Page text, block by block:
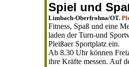
Spiel und
Limbach-Oberfrohna/OT.
Fitness, Spaß und eine
laden der Turn-und
Pleißaer Sportplatz ein.
Ab 8.30 Uhr können
ihre Kräfte messen. Auf